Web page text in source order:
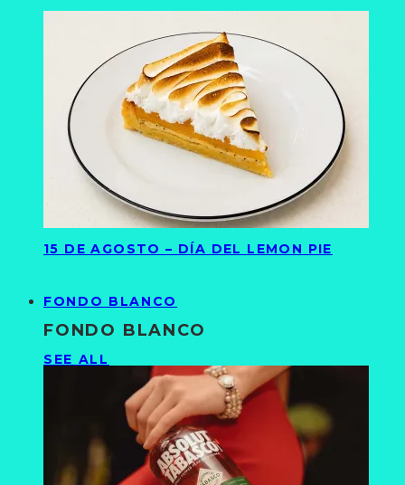
15 DE AGOSTO – DÍA DEL LEMON PIE
FONDO BLANCO
FONDO BLANCO
SEE ALL